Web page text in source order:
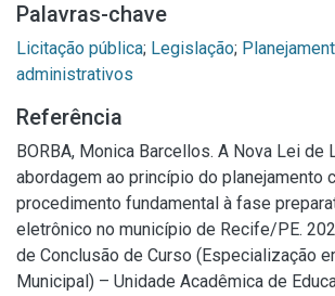
Palavras-chave
Licitação pública; Legislação;
administrativos
Referência
BORBA, Monica Barcellos. A Nova Lei de
abordagem ao princípio do planejamento
procedimento fundamental à fase
eletrônico no município de Recife/PE.
de Conclusão de Curso (Especialização
Municipal) – Unidade Acadêmica de